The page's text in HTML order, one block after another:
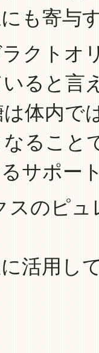
も寄与
クトオ
ると言
体内で
ること
サポー
スのピ
活用し